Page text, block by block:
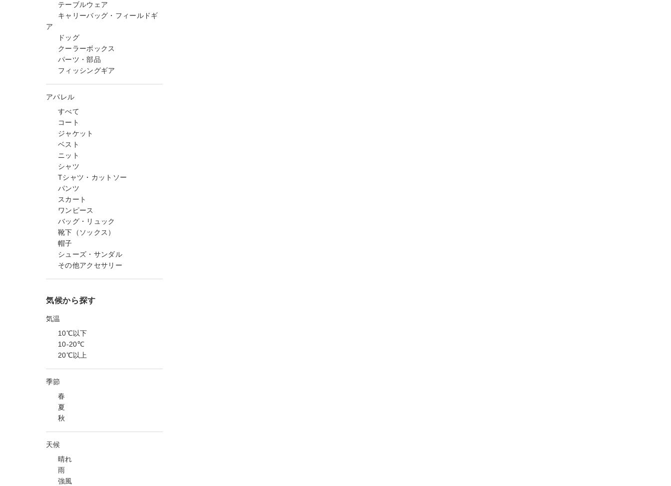
テーブルウェア
キャリーバッグ・フィールドギ
ア
ドッグ
クーラーボックス
パーツ・部品
フィッシングギア
アパレル
すべて
コート
ジャケット
ベスト
ニット
シャツ
Tシャツ・カットソー
パンツ
スカート
ワンピース
バッグ・リュック
靴下（ソックス）
帽子
シューズ・サンダル
その他アクセサリー
気候から探す
気温
10℃以下
10-20℃
20℃以上
季節
春
夏
秋
天候
晴れ
雨
強風